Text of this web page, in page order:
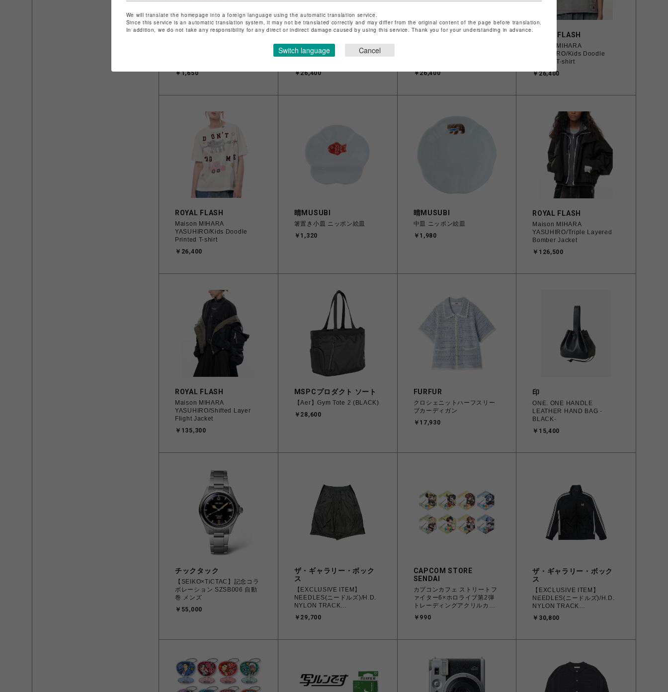
リュテス
￥1,650
ROYAL FLASH
Maison MIHARA
YASUHIRO/Leon Doodle
￥26,400
ROYAL FLASH
￥26,400
ROYAL FLASH
Maison MIHARA
YASUHIRO/Kids Doodle
Printed T-shirt
￥26,400
ROYAL FLASH
Maison MIHARA
YASUHIRO/Kids Doodle
Printed T-shirt
￥26,400
晴MUSUBI
箸置き小皿 ニッポン絵皿
￥1,320
晴MUSUBI
中皿 ニッポン絵皿
￥1,980
ROYAL FLASH
Maison MIHARA
YASUHIRO/Triple Layered
Bomber Jacket
￥126,500
ROYAL FLASH
Maison MIHARA
YASUHIRO/Shifted Layer
Flight Jacket
￥135,300
MSPCプロダクト ソート
【Aer】Gym Tote 2 (BLACK)
￥28,600
FURFUR
クロシェニットハーフスリー
ブカーディガン
￥17,930
印
ONE. ONE HANDLE
LEATHER HAND BAG -
BLACK-
￥15,400
チックタック
【SEIKO×TiCTAC】記念コラ
ボレーション SZSB006 自動
巻 メンズ
￥55,000
ザ・ギャラリー・ボック
ス
【EXCLUSIVE ITEM】
NEEDLES(ニードルズ)/H.D.
NYLON TRACK
￥29,700
CAPCOM STORE
SENDAI
カプコンカフェ ストリートフ
ァイター6×ホロライブ第2弾
トレーディングアクリルカラ
￥990
ザ・ギャラリー・ボック
ス
【EXCLUSIVE ITEM】
NEEDLES(ニードルズ)/H.D.
NYLON TRACK
￥30,800
We will translate the homepage into a foreign language using the automatic translation service.
Since this service is an automatic translation system, it may not be translated correctly and may differ from the original content of the page before translation.
In addition, we do not take any responsibility for any direct or indirect damage caused by using this service. Thank you for your understanding in advance.
Switch language Cancel